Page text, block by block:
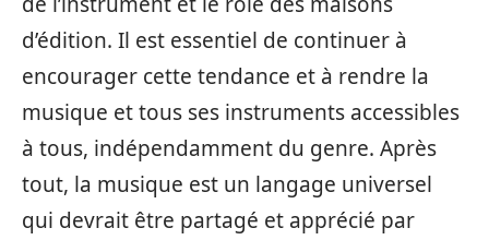
d’édition. Il est essentiel de continuer à
encourager cette tendance et à rendre la
musique et tous ses instruments accessibles
à tous, indépendamment du genre. Après
tout, la musique est un langage universel
qui devrait être partagé et apprécié par